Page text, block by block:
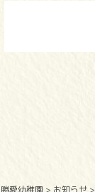
勝愛幼稚園 > お知らせ >